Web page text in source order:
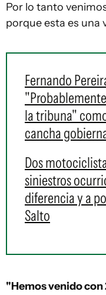
Por lo tanto
porque esta es una
Fernando
la tribuna"
cancha
Dos
siniestros
diferencia y a
Salto
"Hemos venido